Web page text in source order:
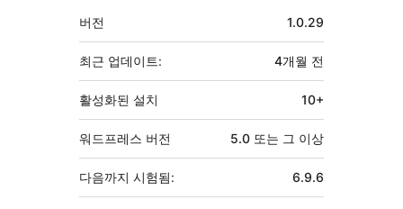
기
초
버전 1.0.29
최근 업데이트: 4개월 전
활성화된 설치 10+
워드프레스 버전 5.0 또는 그 이상
다음까지 시험됨: 6.9.6